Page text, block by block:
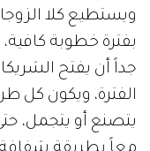
ويستطيع كلا
جداً أن يفتح
الفترة، ويكون كل
يتصنع أو يتجمل،